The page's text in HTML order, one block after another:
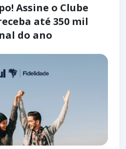
Assine o Clube
até 350 mil
do ano